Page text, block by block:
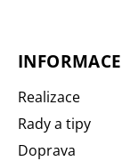
Realizace
Rady a tipy
Doprava